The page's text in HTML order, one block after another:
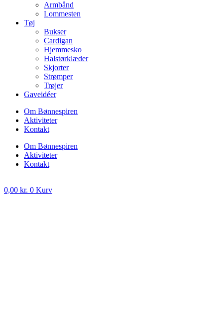
Armbånd
Lommesten
Tøj
Bukser
Cardigan
Hjemmesko
Halstørklæder
Skjorter
Strømper
Trøjer
Gaveidéer
Om Bønnespiren
Aktiviteter
Kontakt
Om Bønnespiren
Aktiviteter
Kontakt
0,00 kr. 0 Kurv